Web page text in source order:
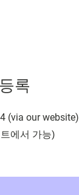
록
(via our website)
에서 가능)